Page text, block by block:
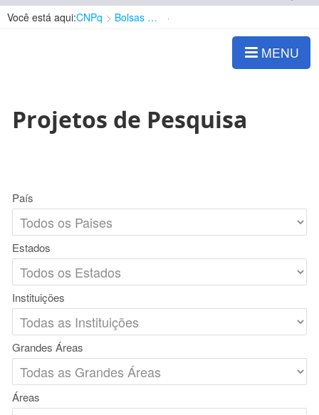
Você está aqui:CNPq Bolsas e Auxílios Vigentes
MENU
Projetos de Pesquisa
País
Estados
Instituições
Grandes Áreas
Áreas